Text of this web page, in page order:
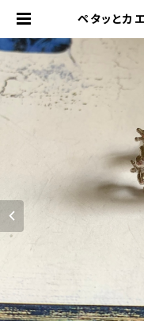
ペタッとカ